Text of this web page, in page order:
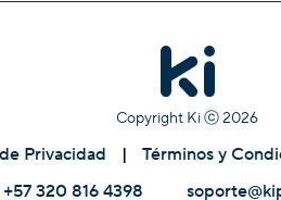
Copyright Ki ⓒ2026
Privacidad | Términos y
+57 320 816 4398